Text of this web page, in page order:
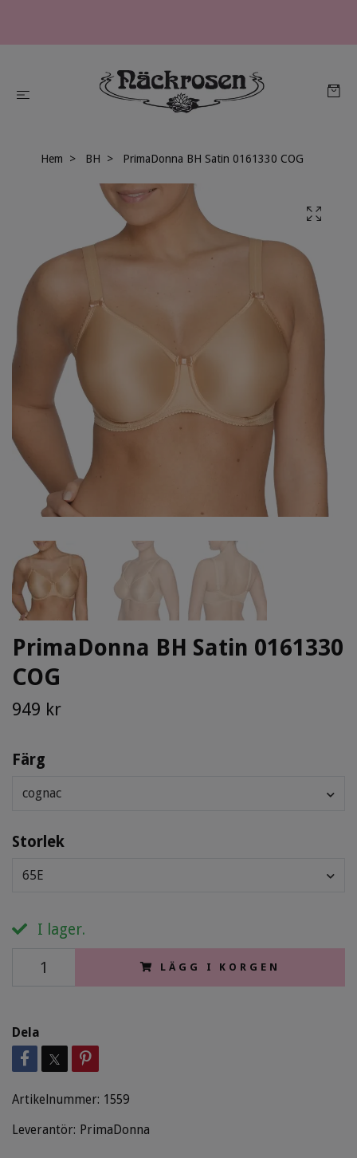
Hem BH PrimaDonna BH Satin 0161330 COG
PrimaDonna BH Satin 0161330
COG
949 kr
Färg
cognac
Storlek
65E
I lager.
LÄGG I KORGEN
Dela
Artikelnummer: 1559
Leverantör: PrimaDonna